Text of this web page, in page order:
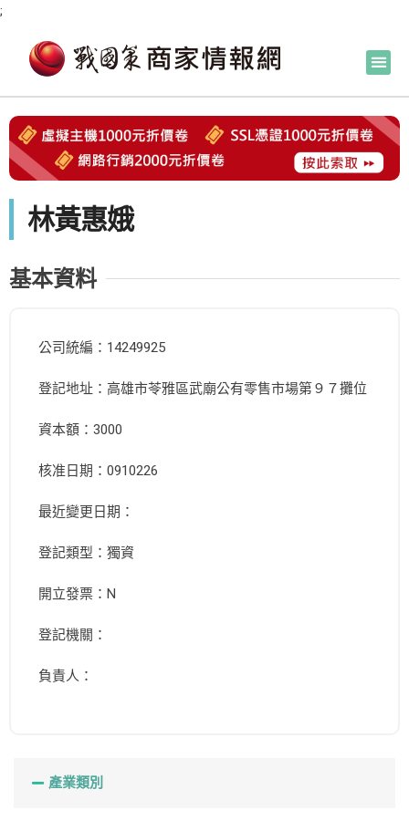
;
林黃惠娥
基本資料
公司統編：14249925
登記地址：高雄市苓雅區武廟公有零售市場第９７攤位
資本額：3000
核准日期：0910226
最近變更日期：
登記類型：獨資
開立發票：N
登記機關：
負責人：
產業類別